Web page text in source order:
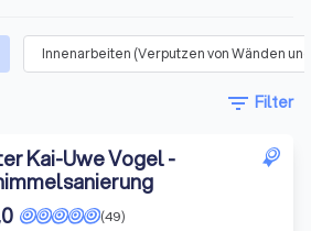
Innenarbeiten (Verputzen von Wänden
filter_list Filter
Kai-Uwe Vogel -
(49)